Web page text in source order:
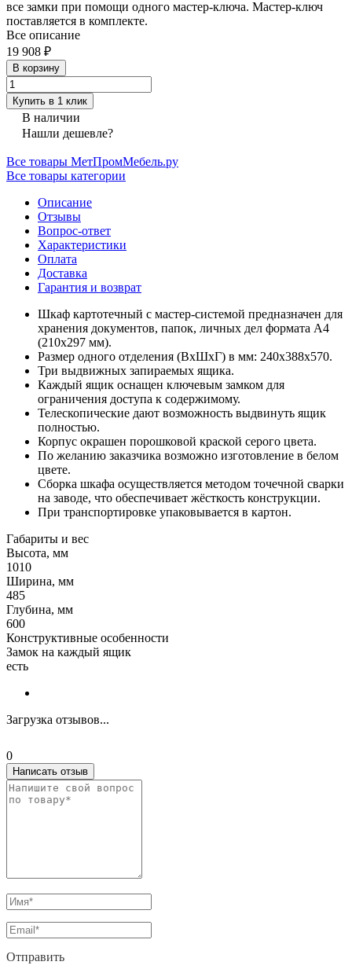
все замки при помощи одного мастер-ключа. Мастер-ключ
поставляется в комплекте.
Все описание
19 908 ₽
В корзину
Купить в 1 клик
В наличии
Нашли дешевле?
Все товары МетПромМебель.ру
Все товары категории
Описание
Отзывы
Вопрос-ответ
Характеристики
Оплата
Доставка
Гарантия и возврат
Шкаф картотечный с мастер-системой предназначен для
хранения документов, папок, личных дел формата А4
(210x297 мм).
Размер одного отделения (ВхШхГ) в мм: 240х388х570.
Три выдвижных запираемых ящика.
Каждый ящик оснащен ключевым замком для
ограничения доступа к содержимому.
Телескопические дают возможность выдвинуть ящик
полностью.
Корпус окрашен порошковой краской серого цвета.
По желанию заказчика возможно изготовление в белом
цвете.
Сборка шкафа осуществляется методом точечной сварки
на заводе, что обеспечивает жёсткость конструкции.
При транспортировке упаковывается в картон.
Габариты и вес
Высота, мм
1010
Ширина, мм
485
Глубина, мм
600
Конструктивные особенности
Замок на каждый ящик
есть
Загрузка отзывов...
0
Написать отзыв
Отправить